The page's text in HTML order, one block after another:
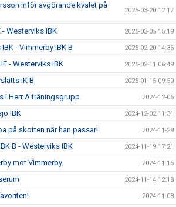
inför avgörande kvalet på
2025-03-20 12:17
Westerviks IBK 2025-03-05 15:19
- Vimmerby IBK B 2025-02-20 14:36
- Westerviks IBK 2025-02-11 06:49
IK B 2025-01-15 09:50
i Herr A träningsgrupp 2024-12-06
IBK 2024-12-02 11:31
på skotten när han passar! 2024-11-29
B - Westerviks IBK 2024-11-19 17:21
mot Vimmerby. 2024-11-15
2024-11-14 12:18
2024-11-08